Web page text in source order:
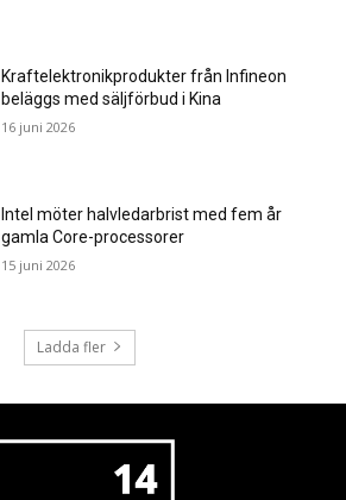
Kraftelektronikprodukter från Infineon
beläggs med säljförbud i Kina
16 juni 2026
Intel möter halvledarbrist med fem år
gamla Core-processorer
15 juni 2026
Ladda fler